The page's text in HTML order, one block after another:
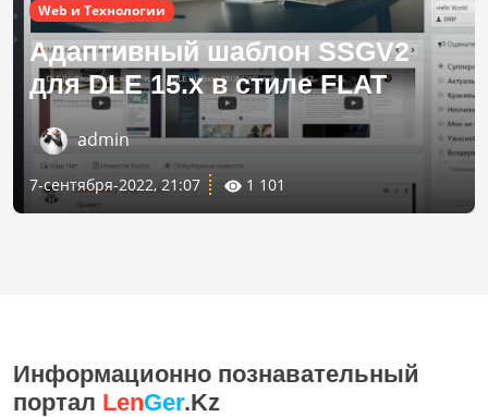
Web и Технологии
Адаптивный шаблон SSGV2
для DLE 15.х в стиле FLAT
admin
7-сентября-2022, 21:07 1 101
Информационно познавательный
портал LenGer.Kz